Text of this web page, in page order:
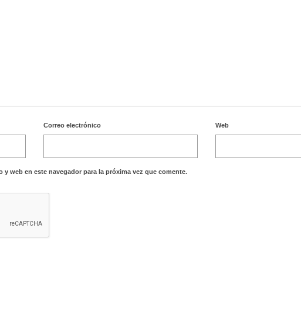
Correo electrónico Web
web en este navegador para la próxima vez que comente.